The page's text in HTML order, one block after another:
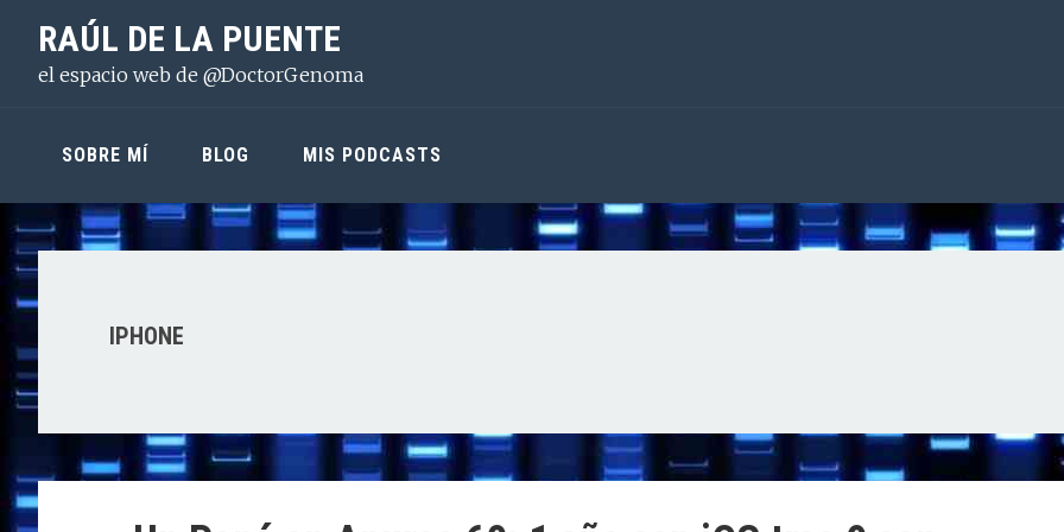
principal
contenido
lateral
RAÚL DE LA PUENTE
el espacio web de @DoctorGenoma
SOBRE MÍ BLOG MIS PODCASTS
IPHONE